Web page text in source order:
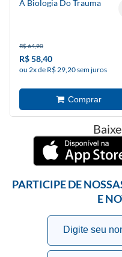
A Biologia Do Trauma
R$ 64,90
R$ 58,40
ou 2x de R$ 29,20 sem juros
PARTICIPE DE
E